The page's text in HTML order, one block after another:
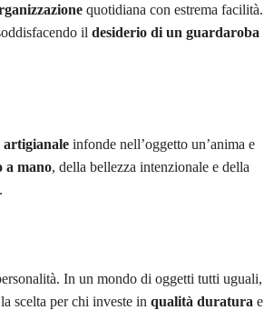
quotidiana con estrema facilità.
il desiderio di un guardaroba
artigianaleinfonde nell’oggetto un’anima e
a mano, della bellezza intenzionale e della
In un mondo di oggetti tutti uguali,
scelta per chi investe in qualità duratura e